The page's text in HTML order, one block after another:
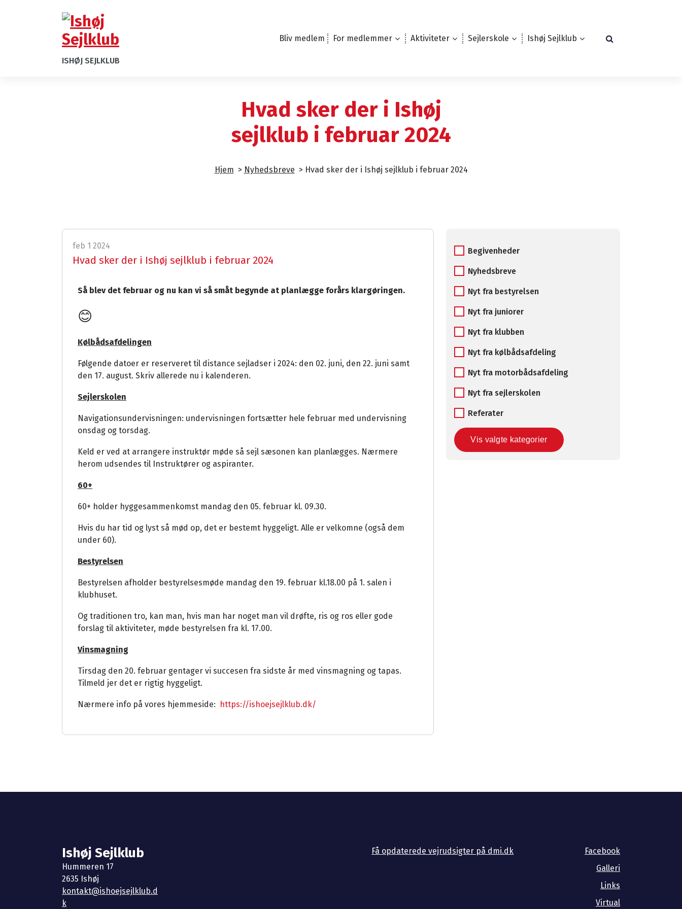
ISHØJ SEJLKLUB
Bliv medlem For medlemmer Aktiviteter Sejlerskole Ishøj Sejlklub
Hvad sker der i Ishøj
sejlklub i februar 2024
Hjem > Nyhedsbreve > Hvad sker der i Ishøj sejlklub i februar 2024
feb 1 2024
Hvad sker der i Ishøj sejlklub i februar 2024
Så blev det februar og nu kan vi så småt begynde at planlægge forårs klargøringen.
😊
Kølbådsafdelingen
Følgende datoer er reserveret til distance sejladser i 2024: den 02. juni, den 22. juni samt
den 17. august. Skriv allerede nu i kalenderen.
Sejlerskolen
Navigationsundervisningen: undervisningen fortsætter hele februar med undervisning
onsdag og torsdag.
Keld er ved at arrangere instruktør møde så sejl sæsonen kan planlægges. Nærmere
herom udsendes til Instruktører og aspiranter.
60+
60+ holder hyggesammenkomst mandag den 05. februar kl. 09.30.
Hvis du har tid og lyst så mød op, det er bestemt hyggeligt. Alle er velkomne (også dem
under 60).
Bestyrelsen
Bestyrelsen afholder bestyrelsesmøde mandag den 19. februar kl.18.00 på 1. salen i
klubhuset.
Og traditionen tro, kan man, hvis man har noget man vil drøfte, ris og ros eller gode
forslag til aktiviteter, møde bestyrelsen fra kl. 17.00.
Vinsmagning
Tirsdag den 20. februar gentager vi succesen fra sidste år med vinsmagning og tapas.
Tilmeld jer det er rigtig hyggeligt.
Nærmere info på vores hjemmeside: https://ishoejsejlklub.dk/
Begivenheder
Nyhedsbreve
Nyt fra bestyrelsen
Nyt fra juniorer
Nyt fra klubben
Nyt fra kølbådsafdeling
Nyt fra motorbådsafdeling
Nyt fra sejlerskolen
Referater
Ishøj Sejlklub
Hummeren 17
2635 Ishøj
kontakt@ishoejsejlklub.d
k
Få opdaterede vejrudsigter på dmi.dk
Facebook
Galleri
Links
Virtual